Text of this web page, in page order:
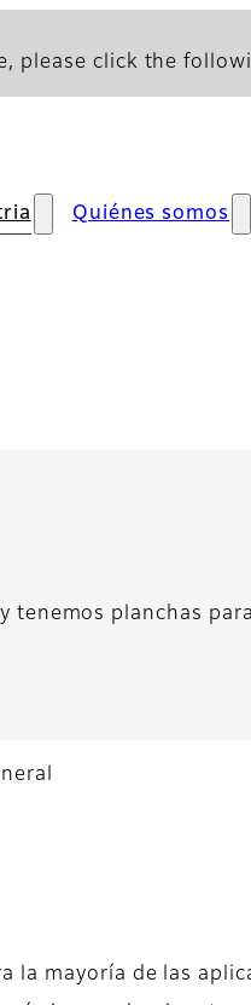
please click the
Quiénes somos
tenemos planchas
mayoría de las